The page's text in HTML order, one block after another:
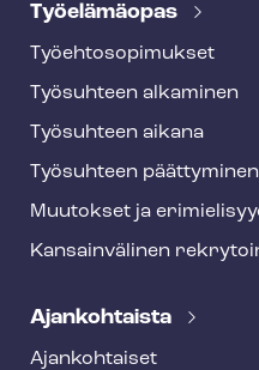
Työelämäopas
Työ­eh­to­so­pi­muk­set
Työsuhteen alkaminen
Työsuhteen aikana
Työsuhteen päättyminen
Muutokset ja
Kansainvälinen
Ajankohtaista
Ajankohtaiset